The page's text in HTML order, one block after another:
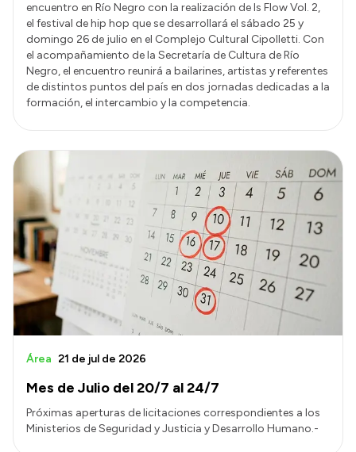
encuentro en Río Negro con la realización de Is Flow Vol. 2,
el festival de hip hop que se desarrollará el sábado 25 y
domingo 26 de julio en el Complejo Cultural Cipolletti. Con
el acompañamiento de la Secretaría de Cultura de Río
Negro, el encuentro reunirá a bailarines, artistas y referentes
de distintos puntos del país en dos jornadas dedicadas a la
formación, el intercambio y la competencia.
Mes de Julio del 20/7 al 24/7
Área 21 de jul de 2026
Próximas aperturas de licitaciones correspondientes a los
Ministerios de Seguridad y Justicia y Desarrollo Humano.-